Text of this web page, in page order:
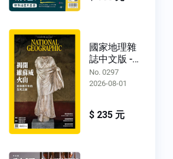
國家地理雜
誌中文版 -
No.0297
No. 0297
2026-08-01
$ 235 元